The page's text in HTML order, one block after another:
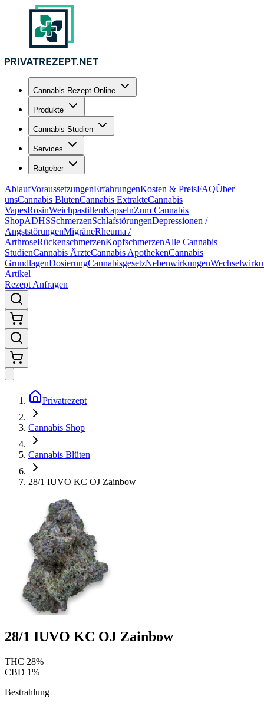
Cannabis Rezept Online
Produkte
Cannabis Studien
Services
Ratgeber
AblaufVoraussetzungenErfahrungenKosten & PreisFAQÜber
unsCannabis BlütenCannabis ExtrakteCannabis
VapesRosinWeichpastillenKapselnZum Cannabis
ShopADHSSchmerzenSchlafstörungenDepressionen /
AngststörungenMigräneRheuma /
ArthroseRückenschmerzenKopfschmerzenAlle Cannabis
StudienCannabis ÄrzteCannabis ApothekenCannabis
GrundlagenDosierungCannabisgesetzNebenwirkungen
Artikel
Rezept Anfragen
Privatrezept
Cannabis Shop
Cannabis Blüten
28/1 IUVO KC OJ Zainbow
28/1 IUVO KC OJ Zainbow
THC 28%
CBD 1%
Bestrahlung